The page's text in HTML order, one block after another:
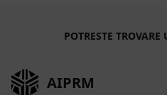
POTRESTE
AIPRM